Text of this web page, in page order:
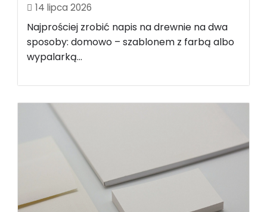
14 lipca 2026
Najprościej zrobić napis na drewnie na dwa
sposoby: domowo – szablonem z farbą albo
wypalarką...